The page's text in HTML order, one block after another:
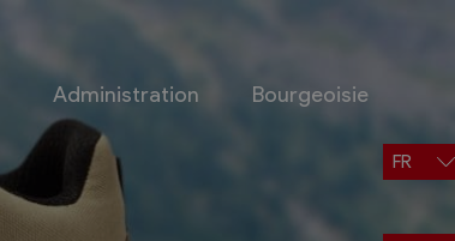
Administration Bourgeoisie
FR